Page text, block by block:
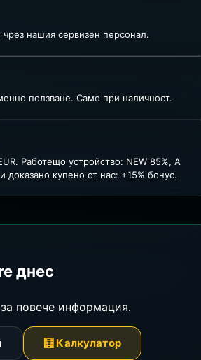
нашия сервизен персонал.
ползване. Само при наличност.
Работещо устройство: NEW 85%, A
доказано купено от нас: +15% бонус.
днес
повече информация.
🧮 Калкулатор